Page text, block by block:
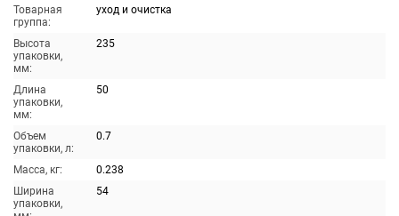
Товарная
группа:
уход и очистка
Высота
упаковки,
мм:
235
Длина
упаковки,
мм:
50
Объем
упаковки, л:
0.7
Масса, кг:
0.238
Ширина
упаковки,
54